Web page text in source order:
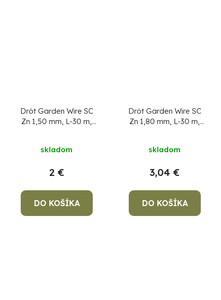
Drôt Garden Wire SC
Zn 1,50 mm, L-30 m,
skladom
2 €
DO KOŠÍKA
Drôt Garden Wire SC
Zn 1,80 mm, L-30 m,
skladom
3,04 €
DO KOŠÍKA